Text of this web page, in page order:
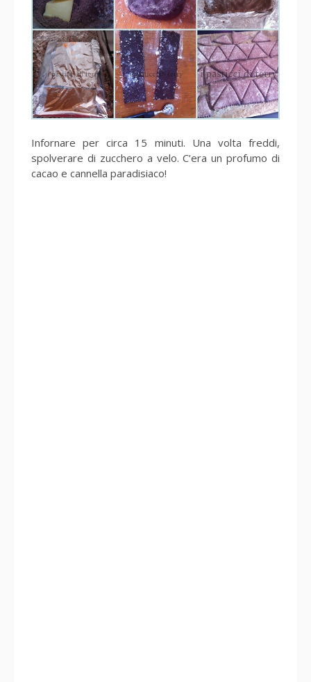
Infornare per circa 15 minuti. Una volta freddi,
spolverare di zucchero a velo. C’era un profumo di
cacao e cannella paradisiaco!